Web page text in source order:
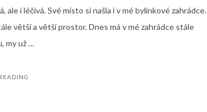
i léčivá. Své místo si našla i v mé bylinkové zahrádce.
větší a větší prostor. Dnes má v mé zahrádce stále
my už …